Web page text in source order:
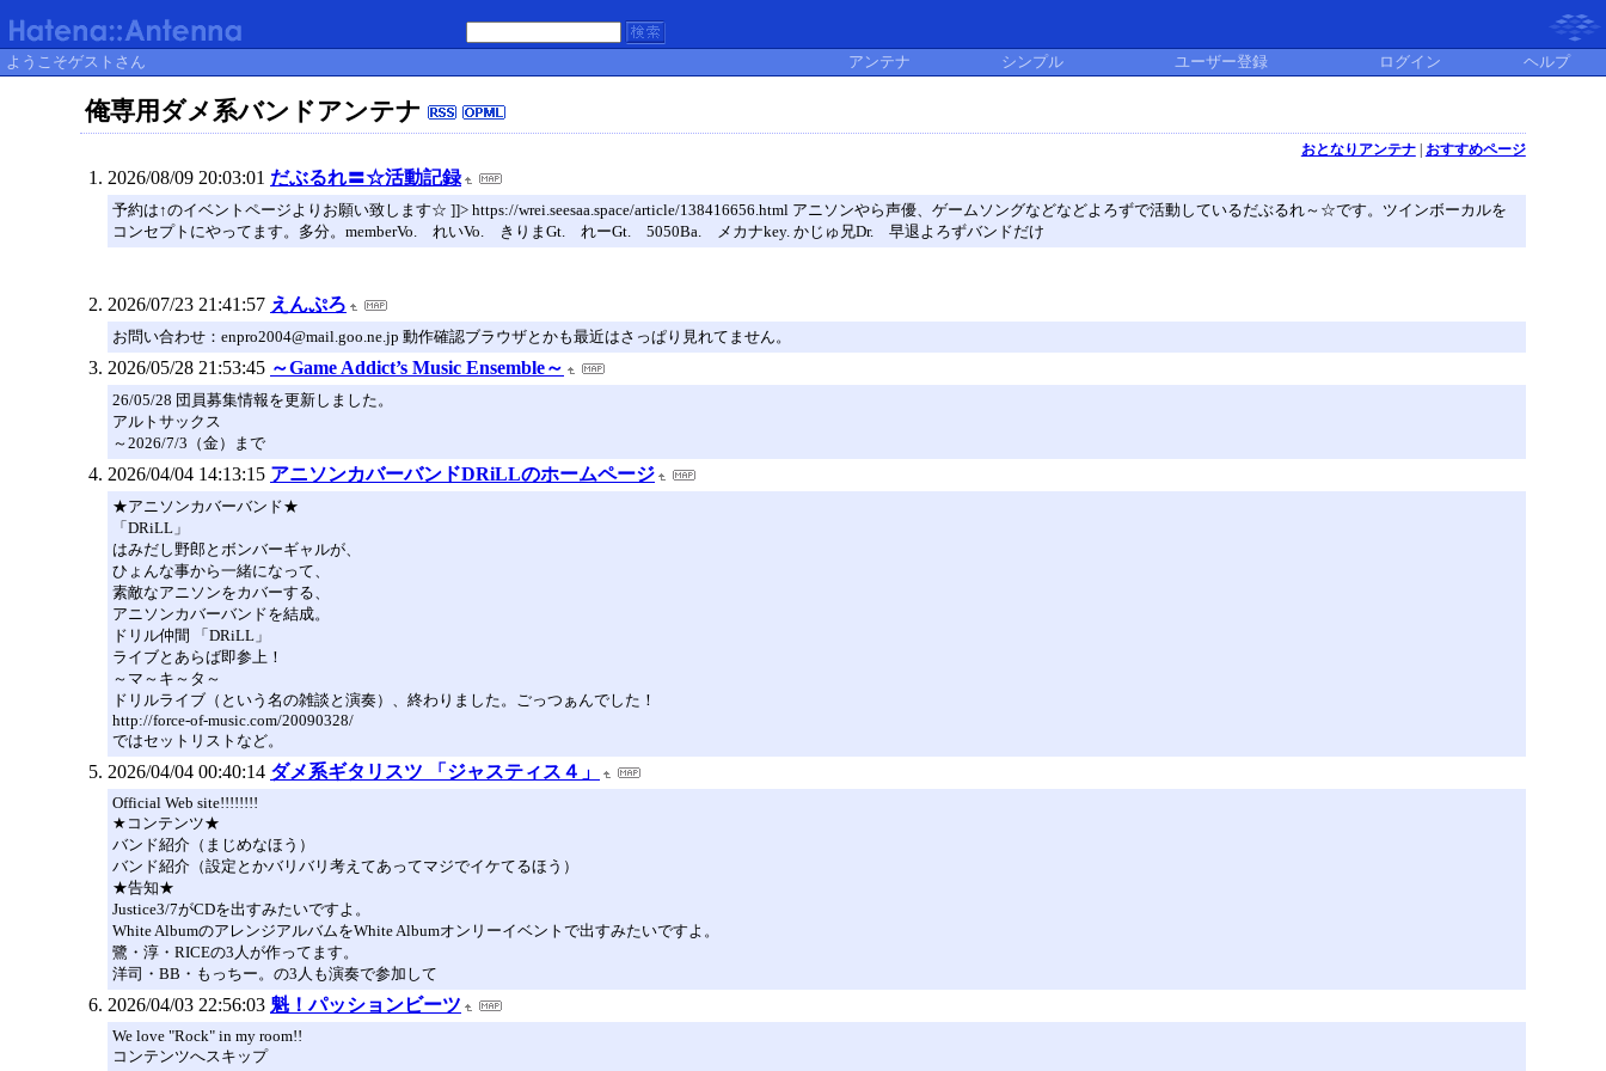
ようこそゲストさん アンテナ シンプル ユーザー登録 ログイン ヘルプ
俺専用ダメ系バンドアンテナ
おとなりアンテナ| おすすめページ
2026/08/09 20:03:01 だぶるれ〓☆活動記録
予約は↑のイベントページよりお願い致します☆ ]]> https://wrei.seesaa.space/article/138416656.html アニソンやら声優、ゲームソングなどなどよろずで活動しているだぶるれ～☆です。ツインボーカルを
コンセプトにやってます。多分。memberVo. れいVo. きりまGt. れーGt. 5050Ba. メカナkey. かじゅ兄Dr. 早退よろずバンドだけ
2026/07/23 21:41:57 えんぷろ
お問い合わせ：enpro2004@mail.goo.ne.jp 動作確認ブラウザとかも最近はさっぱり見れてません。
2026/05/28 21:53:45 ～Game Addict’s Music Ensemble～
26/05/28 団員募集情報を更新しました。
アルトサックス
～2026/7/3（金）まで
2026/04/04 14:13:15 アニソンカバーバンドDRiLLのホームページ
★アニソンカバーバンド★
「DRiLL」
はみだし野郎とボンバーギャルが、
ひょんな事から一緒になって、
素敵なアニソンをカバーする、
アニソンカバーバンドを結成。
ドリル仲間 「DRiLL」
ライブとあらば即参上！
～マ～キ～タ～
ドリルライブ（という名の雑談と演奏）、終わりました。ごっつぁんでした！
http://force-of-music.com/20090328/
ではセットリストなど。
2026/04/04 00:40:14 ダメ系ギタリスツ 「ジャスティス４」
Official Web site!!!!!!!!
★コンテンツ★
バンド紹介（まじめなほう）
バンド紹介（設定とかバリバリ考えてあってマジでイケてるほう）
★告知★
Justice3/7がCDを出すみたいですよ。
White AlbumのアレンジアルバムをWhite Albumオンリーイベントで出すみたいですよ。
鷺・淳・RICEの3人が作ってます。
洋司・BB・もっちー。の3人も演奏で参加して
2026/04/03 22:56:03 魁！パッションビーツ
We love "Rock" in my room!!
コンテンツへスキップ